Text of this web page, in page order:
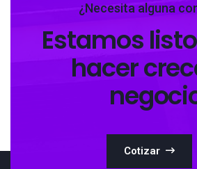
¿Necesita alguna
Estamos
hacer
Cotizar